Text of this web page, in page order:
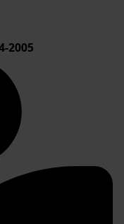
2005